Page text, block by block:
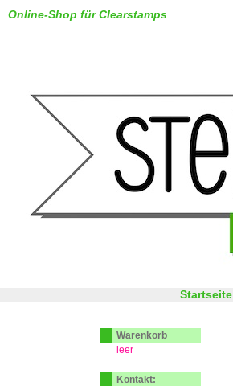
Online-Shop für Clearstamps
Startseite
Warenkorb
leer
Kontakt: